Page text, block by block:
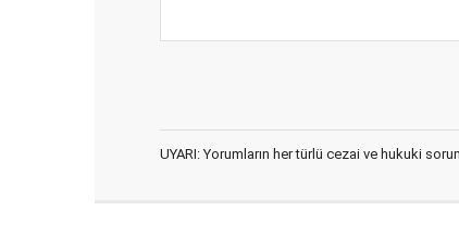
UYARI: Yorumların her türlü cezai ve hukuki